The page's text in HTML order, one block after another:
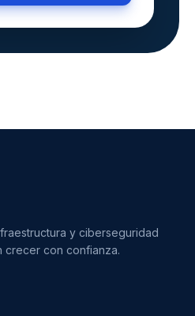
y ciberseguridad
crecer con confianza.